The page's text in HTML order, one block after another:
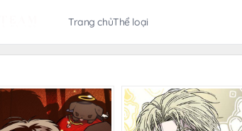
Trang chủThể loại